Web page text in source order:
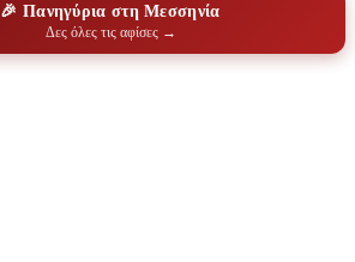
🎉 Πανηγύρια στη Μεσσηνία
Δες όλες τις αφίσες →